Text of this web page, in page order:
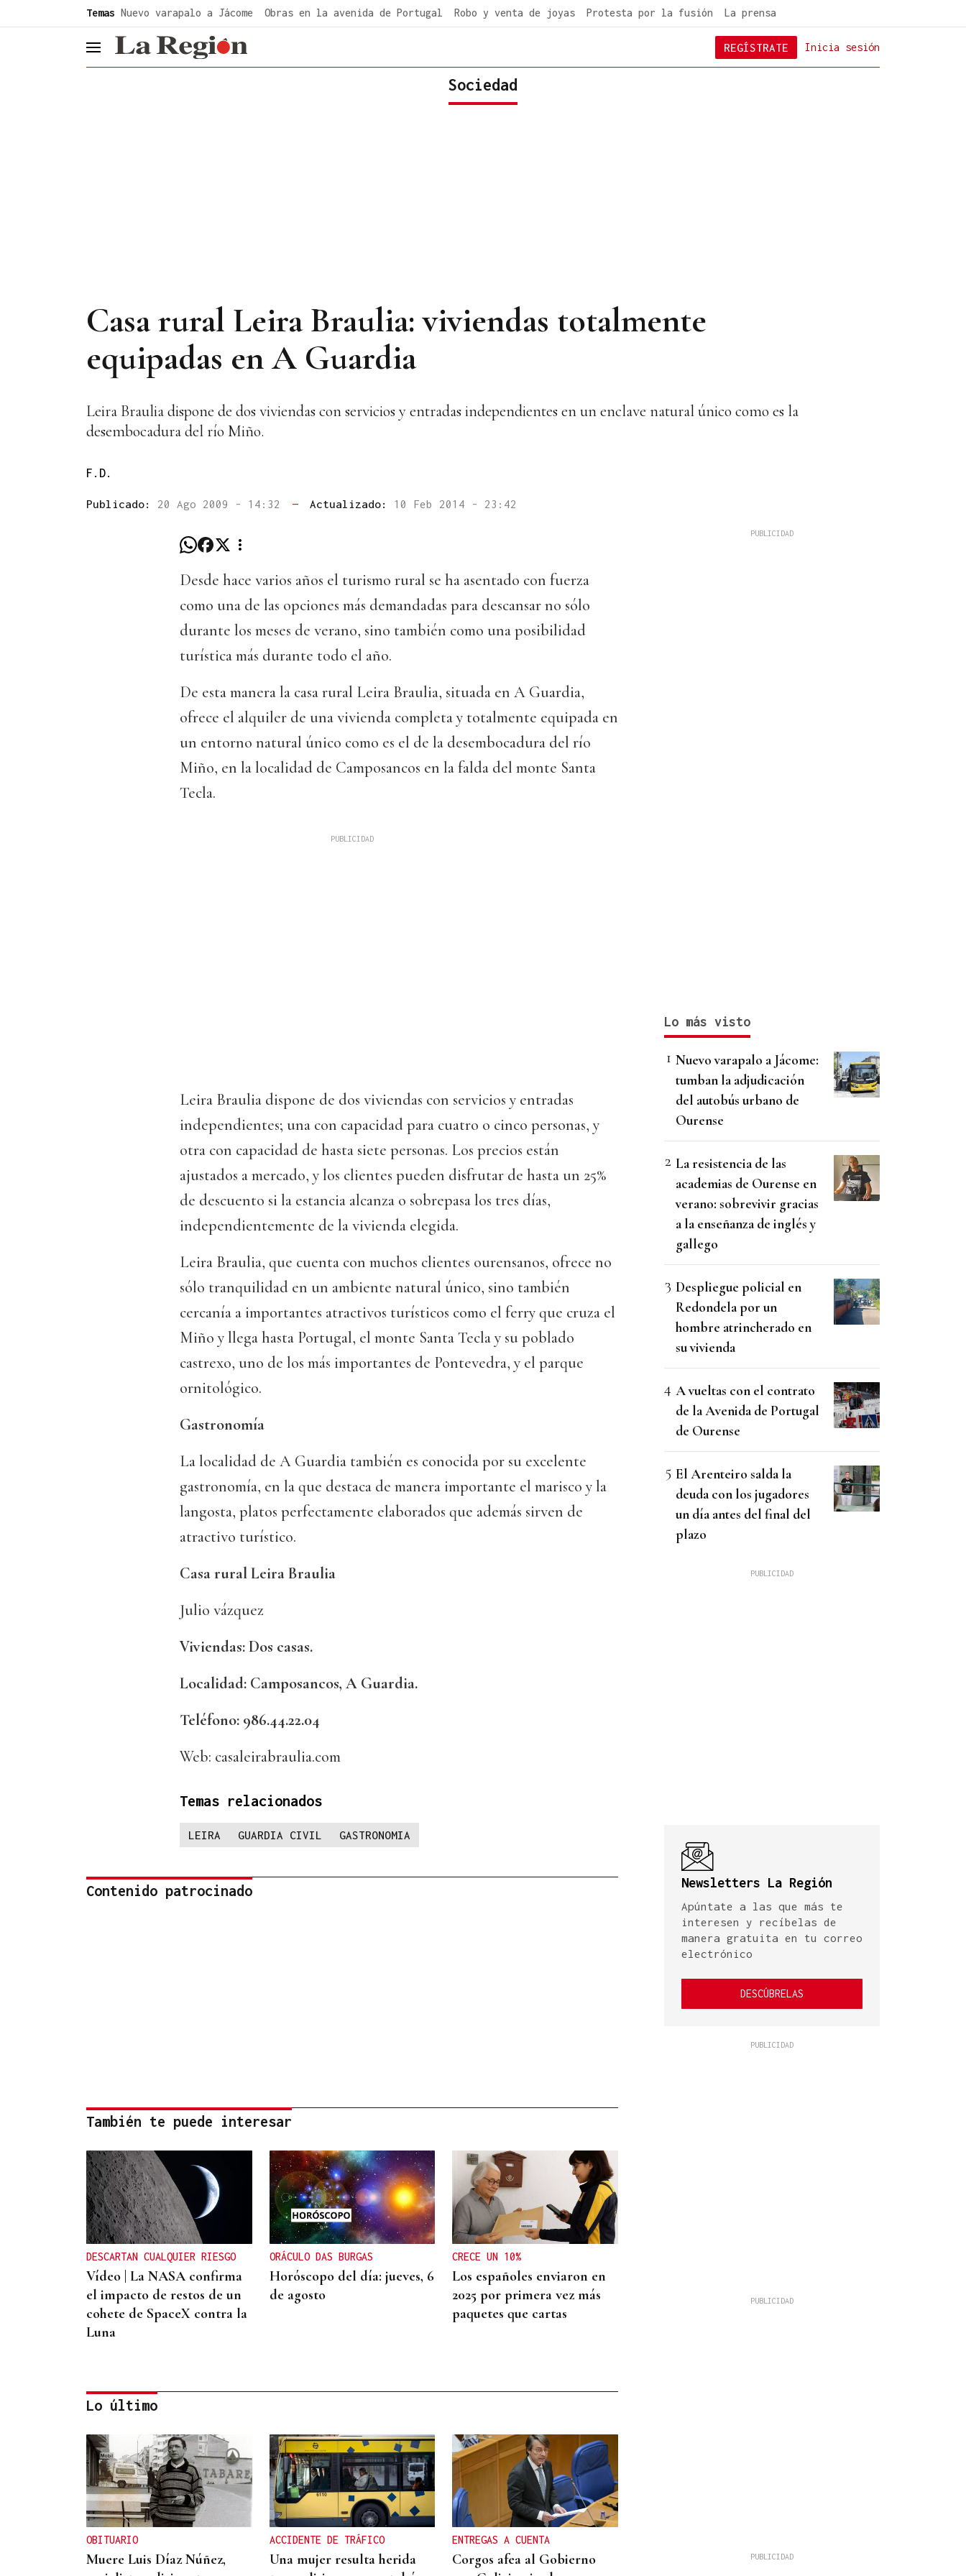
Temas Nuevo varapalo a Jácome Obras en la avenida de Portugal Robo y venta de joyas Protesta por la fusión La prensa
header.menu.open Inicia sesión
REGÍSTRATE
Sociedad
Casa rural Leira Braulia: viviendas totalmente
equipadas en A Guardia
Leira Braulia dispone de dos viviendas con servicios y entradas independientes en un enclave natural único como es la
desembocadura del río Miño.
F.D.
Publicado: 20 Ago 2009 - 14:32 — Actualizado: 10 Feb 2014 - 23:42
Desde hace varios años el turismo rural se ha asentado con fuerza
como una de las opciones más demandadas para descansar no sólo
durante los meses de verano, sino también como una posibilidad
turística más durante todo el año.
De esta manera la casa rural Leira Braulia, situada en A Guardia,
ofrece el alquiler de una vivienda completa y totalmente equipada en
un entorno natural único como es el de la desembocadura del río
Miño, en la localidad de Camposancos en la falda del monte Santa
Tecla.
Leira Braulia dispone de dos viviendas con servicios y entradas
independientes; una con capacidad para cuatro o cinco personas, y
otra con capacidad de hasta siete personas. Los precios están
ajustados a mercado, y los clientes pueden disfrutar de hasta un 25%
de descuento si la estancia alcanza o sobrepasa los tres días,
independientemente de la vivienda elegida.
Leira Braulia, que cuenta con muchos clientes ourensanos, ofrece no
sólo tranquilidad en un ambiente natural único, sino también
cercanía a importantes atractivos turísticos como el ferry que cruza el
Miño y llega hasta Portugal, el monte Santa Tecla y su poblado
castrexo, uno de los más importantes de Pontevedra, y el parque
ornitológico.
Gastronomía
La localidad de A Guardia también es conocida por su excelente
gastronomía, en la que destaca de manera importante el marisco y la
langosta, platos perfectamente elaborados que además sirven de
atractivo turístico.
Casa rural Leira Braulia
Julio vázquez
Viviendas: Dos casas.
Localidad: Camposancos, A Guardia.
Teléfono: 986.44.22.04
Web: casaleirabraulia.com
Temas relacionados
LEIRA GUARDIA CIVIL GASTRONOMIA
Contenido patrocinado
También te puede interesar
DESCARTAN CUALQUIER RIESGO
Vídeo | La NASA confirma
el impacto de restos de un
cohete de SpaceX contra la
Luna
ORÁCULO DAS BURGAS
Horóscopo del día: jueves, 6
de agosto
CRECE UN 10%
Los españoles enviaron en
2025 por primera vez más
paquetes que cartas
MEDICINA FÍSICA Y
REHABILITACIÓN
Lucía Ros Dopico, médico
especialista: “Mi sueño es
cambiar el paradigma de la
discapacidad infantil”
Lo último
OBITUARIO
Muere Luis Díaz Núñez,
ACCIDENTE DE TRÁFICO
Una mujer resulta herida
ENTREGAS A CUENTA
Corgos afea al Gobierno
Lo más visto
Nuevo varapalo a Jácome:
tumban la adjudicación
del autobús urbano de
Ourense
La resistencia de las
academias de Ourense en
verano: sobrevivir gracias
a la enseñanza de inglés y
gallego
Despliegue policial en
Redondela por un
hombre atrincherado en
su vivienda
A vueltas con el contrato
de la Avenida de Portugal
de Ourense
El Arenteiro salda la
deuda con los jugadores
un día antes del final del
plazo
Newsletters La Región
Apúntate a las que más te
interesen y recíbelas de
manera gratuita en tu correo
electrónico
DESCÚBRELAS